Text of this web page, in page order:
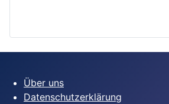
Über uns
Datenschutzerklärung